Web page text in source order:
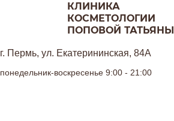
КЛИНИКА
КОСМЕТОЛОГИИ
ПОПОВОЙ ТАТЬЯНЫ
г. Пермь, ул. Екатерининская, 84А
понедельник-воскресенье 9:00 - 21:00